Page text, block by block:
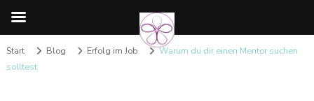
Start Blog Erfolg im Job
Warum du dir einen Mentor suchen
solltest